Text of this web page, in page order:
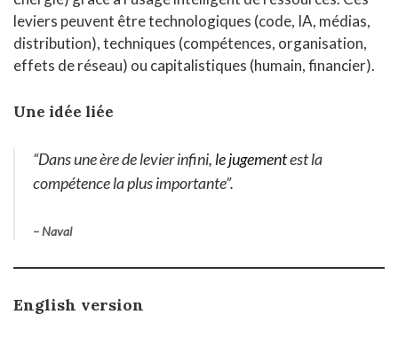
leviers peuvent être technologiques (code, IA, médias,
distribution), techniques (compétences, organisation,
effets de réseau) ou capitalistiques (humain, financier).
Une idée liée
“Dans une ère de levier infini, le jugementest la
compétence la plus importante”.
– Naval
English version